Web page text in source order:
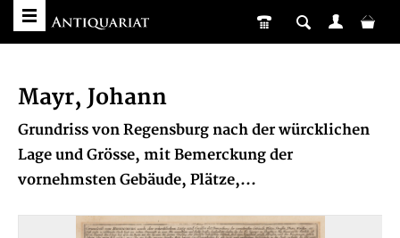
Mayr, Johann
Grundriss von Regensburg nach der würcklichen
Lage und Grösse, mit Bemerckung der
vornehmsten Gebäude, Plätze,...